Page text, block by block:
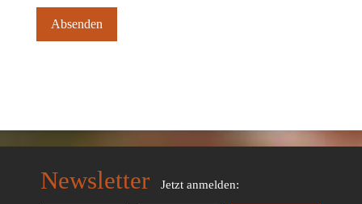
Newsletter Jetzt anmelden: